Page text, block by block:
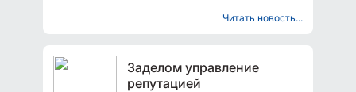
Читать новость...
Заделом управление
репутацией